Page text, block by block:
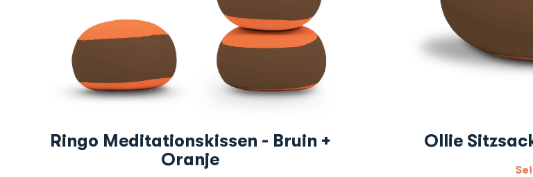
Ringo Meditationskissen - Bruin +
Oranje
Ollie